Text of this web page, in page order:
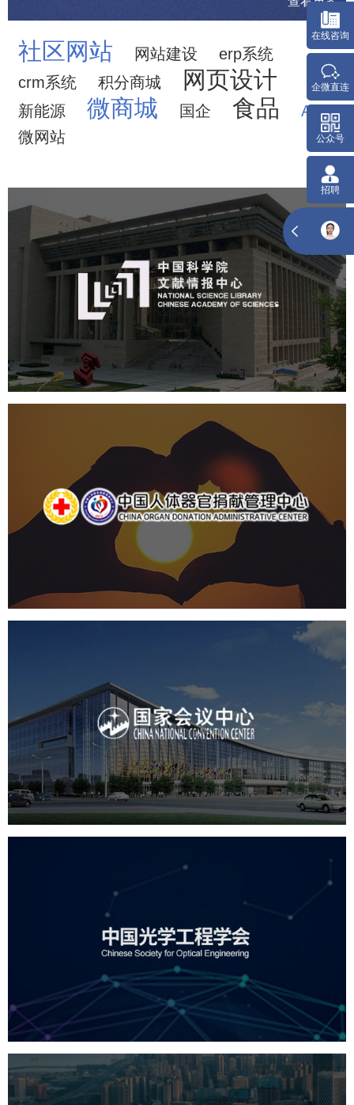
在
企
社区网站 网站建设
erp系统
crm系统
积分商城 网页设计
新能源 微商城 国企 食品
APP
微网站
中国科学院文献情报中心
网站建设 虚拟展厅
数字博物馆建设
展厅空间设计
产品展厅设计
中国人体器官捐献管理中心
国企 品牌官网 网站建设
国家会议中心
专业服务 网站建设 网站设计
中国光学工程学会
机构组织 国企 品牌官网 网站建设 网站设计